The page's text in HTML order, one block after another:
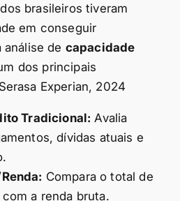
brasileiros tiveram
em conseguir
de capacidade
dos principais
Experian, 2024
Tradicional: Avalia
dívidas atuais e
Compara o total de
a renda bruta.